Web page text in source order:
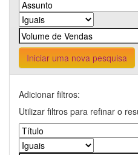
Iniciar uma nova pesquisa
Adicionar filtros:
Utilizar filtros para refinar o